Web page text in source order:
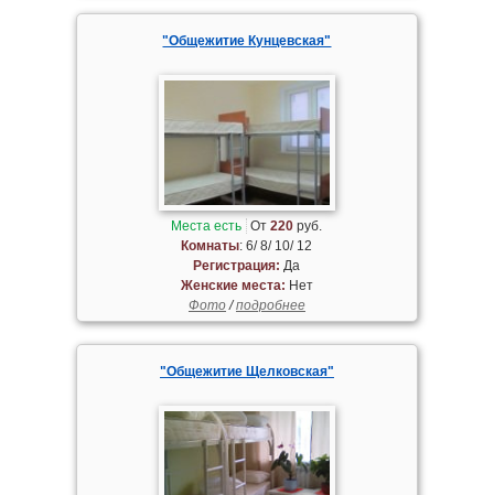
"Общежитие Кунцевская"
Места есть От220 руб.
Комнаты: 6/ 8/ 10/ 12
Регистрация: Да
Женские места: Нет
Фото/подробнее
"Общежитие Щелковская"